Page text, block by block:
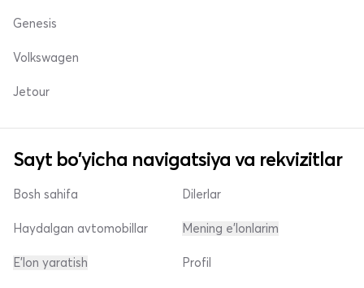
Genesis
Volkswagen
Jetour
Sayt bo'yicha navigatsiya va rekvizitlar
Bosh sahifa
Haydalgan avtomobillar
E'lon yaratish
Dilerlar
Mening e'lonlarim
Profil